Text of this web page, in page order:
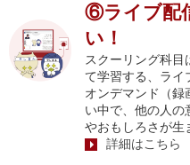
⑥ライブ配
い！
スクーリング科目
て学習する、ライ
オンデマンド（録
い中で、他の人の
やおもしろさが生
詳細はこちら